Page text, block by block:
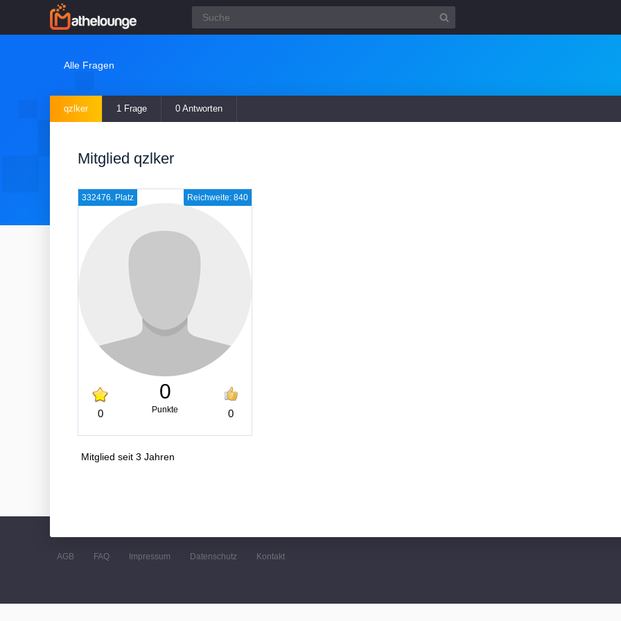
Alle Fragen
qzlker 1 Frage 0 Antworten
Mitglied qzlker
Reichweite: 840
332476. Platz
0
0
Punkte 0
Mitglied seit 3 Jahren
AGB FAQ Impressum Datenschutz Kontakt